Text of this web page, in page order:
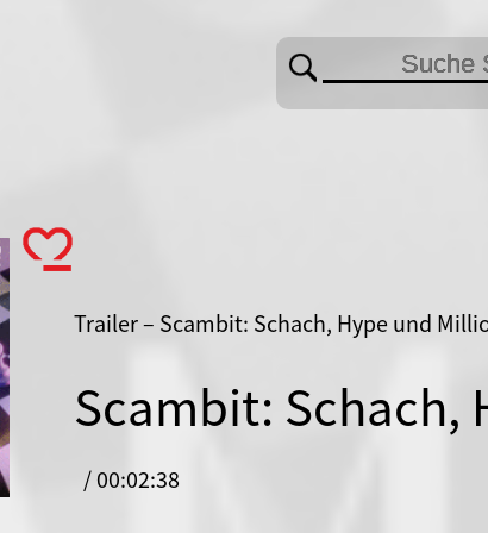
Trailer – Scambit: Schach, Hype und
Scambit: Schach,
/ 00:02:38